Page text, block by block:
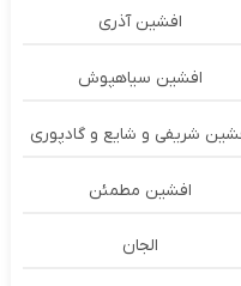
افشین آذری
افشین سیاهپوش
شریفی و شایع و گادپوری
افشین مطمئن
الجان